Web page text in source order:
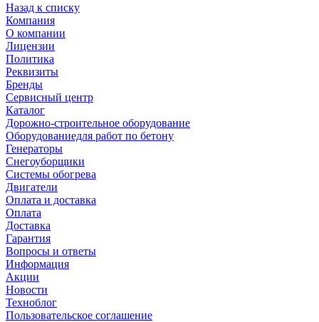
Назад к списку
Компания
О компании
Лицензии
Политика
Реквизиты
Бренды
Сервисный центр
Каталог
Дорожно-строительное оборудование
Оборудованиедля работ по бетону
Генераторы
Снегоуборщики
Системы обогрева
Двигатели
Оплата и доставка
Оплата
Доставка
Гарантия
Вопросы и ответы
Информация
Акции
Новости
Техноблог
Пользовательское соглашение